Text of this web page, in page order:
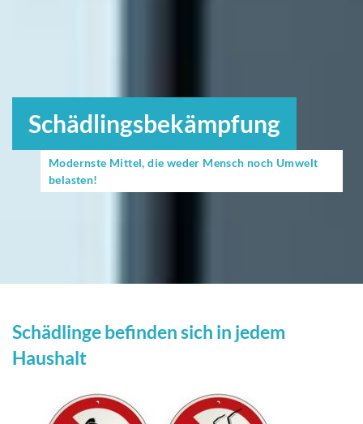
Schädlingsbekämpfung
Modernste Mittel, die weder Mensch noch Umwelt
belasten!
Schädlinge befinden sich in jedem
Haushalt